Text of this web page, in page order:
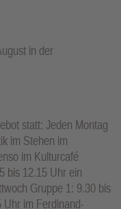
in der
statt: Jeden Montag
im Stehen im
im Kulturcafé
bis 12.15 Uhr ein
Gruppe 1: 9.30 bis
Uhr im Ferdinand-